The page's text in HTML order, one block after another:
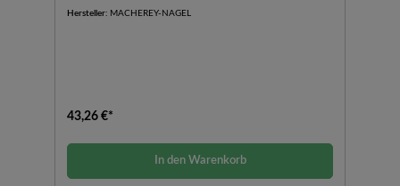
Hersteller: MACHEREY-NAGEL
43,26 €*
In den Warenkorb